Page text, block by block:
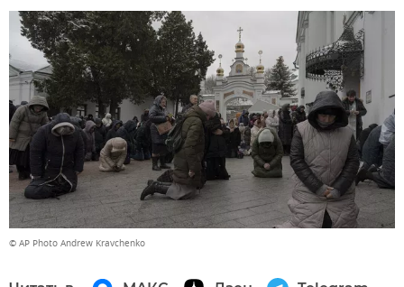
© AP Photo Andrew Kravchenko